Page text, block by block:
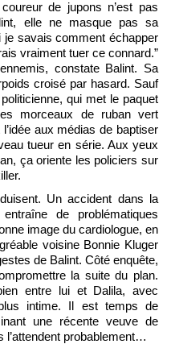
de jupons n’est pas
elle ne masque pas sa
je savais comment échapper
vraiment tuer ce connard.”
constate Balint. Sa
croisé par hasard. Sauf
politicienne, qui met le paquet
morceaux de ruban vert
aux médias de baptiser
tueur en série. Aux yeux
ça oriente les policiers sur
Un accident dans la
de problématiques
image du cardiologue, en
voisine Bonnie Kluger
de Balint. Côté enquête,
la suite du plan.
entre lui et Dalila, avec
intime. Il est temps de
une récente veuve de
l’attendent probablement…